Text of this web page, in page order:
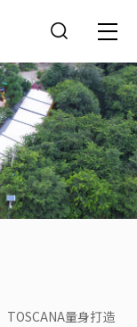
TOSCANA量身打造